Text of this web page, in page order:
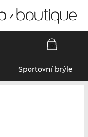
Sportovní brýle